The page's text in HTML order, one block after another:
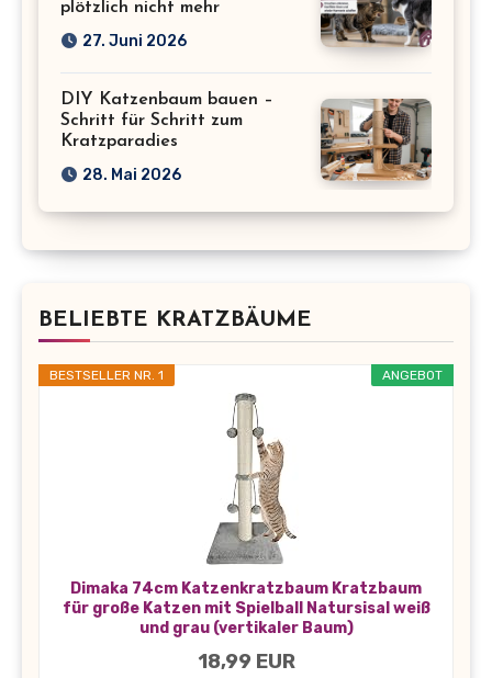
plötzlich nicht mehr
27. Juni 2026
DIY Katzenbaum bauen –
Schritt für Schritt zum
Kratzparadies
28. Mai 2026
BELIEBTE KRATZBÄUME
ANGEBOT
BESTSELLER NR. 1
Dimaka 74cm Katzenkratzbaum Kratzbaum
für große Katzen mit Spielball Natursisal weiß
und grau (vertikaler Baum)
18,99 EUR